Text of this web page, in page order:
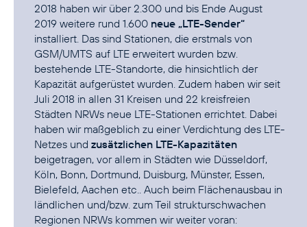
2018 haben wir über 2.300 und bis Ende August
2019 weitere rund 1.600 neue „LTE-Sender“
installiert. Das sind Stationen, die erstmals von
GSM/UMTS auf LTE erweitert wurden bzw.
bestehende LTE-Standorte, die hinsichtlich der
Kapazität aufgerüstet wurden. Zudem haben wir seit
Juli 2018 in allen 31 Kreisen und 22 kreisfreien
Städten NRWs neue LTE-Stationen errichtet. Dabei
haben wir maßgeblich zu einer Verdichtung des LTE-
Netzes und zusätzlichen LTE-Kapazitäten
beigetragen, vor allem in Städten wie Düsseldorf,
Köln, Bonn, Dortmund, Duisburg, Münster, Essen,
Bielefeld, Aachen etc.. Auch beim Flächenausbau in
ländlichen und/bzw. zum Teil strukturschwachen
Regionen NRWs kommen wir weiter voran: